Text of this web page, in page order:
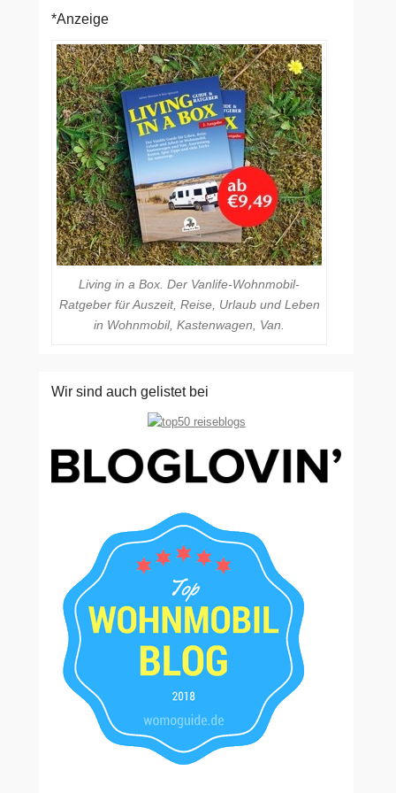
*Anzeige
Living in a Box. Der Vanlife-Wohnmobil-
Ratgeber für Auszeit, Reise, Urlaub und Leben
in Wohnmobil, Kastenwagen, Van.
Wir sind auch gelistet bei